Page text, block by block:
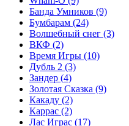
Банда Умников (9)
Бумбарам (24)
Волшебный снег (3)
ВКФ (2)
Время Игры (10)
Дубль 2 (3)
Зандер (4)
Золотая Сказка (9)
Какаду (2)
Каррас (2)
Лас Играс (17)